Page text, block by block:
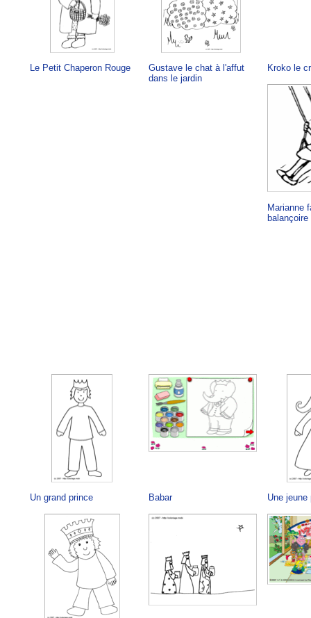
Le Petit Chaperon Rouge
Gustave le chat à l'affut
dans le jardin
Kroko le
Marianne
balançoire
Un grand prince Babar Une jeune